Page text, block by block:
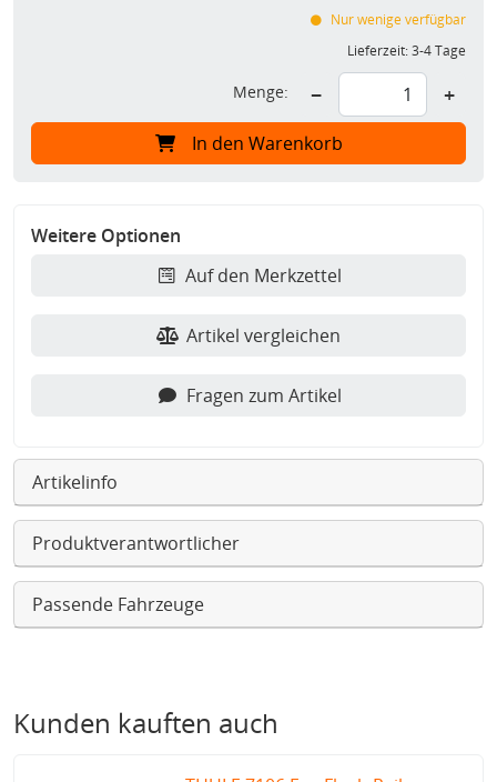
Nur wenige verfügbar
Lieferzeit:3-4 Tage
Menge: − +
In den Warenkorb
Weitere Optionen
Auf den Merkzettel
Artikel vergleichen
Fragen zum Artikel
Artikelinfo
Produktverantwortlicher
Passende Fahrzeuge
Kunden kauften auch